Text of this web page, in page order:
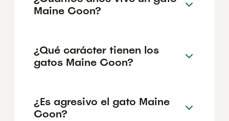
Maine Coon?
¿Qué carácter tienen los
gatos Maine Coon?
¿Es agresivo el gato Maine
Coon?